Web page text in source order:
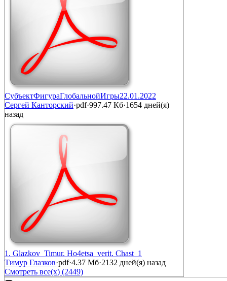
СубъектФигураГлобальнойИгры22.01.2022
Сергей Канторский·pdf·997.47 Кб·1654 дней(я)
назад
1. Glazkov_Timur. Ho4etsa_verit. Chast_1
Тимур Глазков·pdf·4.37 Мб·2132 дней(я) назад
Смотреть все(х) (2449)